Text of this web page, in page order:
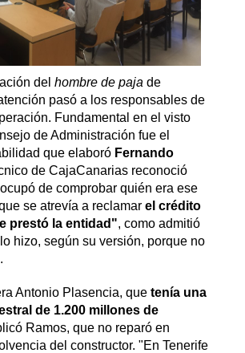
del hombre de paja de
pasó a los responsables de
Fundamental en el visto
de Administración fue el
que elaboró Fernando
de CajaCanarias reconoció
de comprobar quién era ese
se atrevía a reclamarel crédito
prestó la entidad", como admitió
hizo, según su versión, porque no
Antonio Plasencia, quetenía una
de 1.200 millones de
Ramos, que no reparó en
del constructor. "En Tenerife